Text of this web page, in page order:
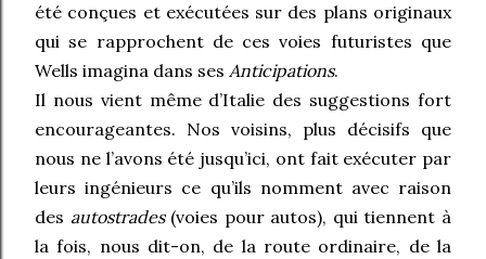
été conçues et exécutées sur des plans originaux
qui se rapprochent de ces voies futuristes que
Wells imagina dans ses Anticipations.
Il nous vient même d’Italie des suggestions fort
encourageantes. Nos voisins, plus décisifs que
nous ne l’avons été jusqu’ici, ont fait exécuter par
leurs ingénieurs ce qu’ils nomment avec raison
des autostrades(voies pour autos), qui tiennent à
la fois, nous dit-on, de la route ordinaire, de la